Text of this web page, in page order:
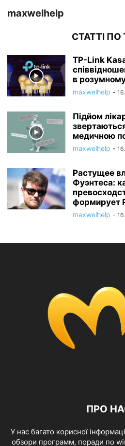
maxwelhelp
СТАТТІ ПО
TP-Link
в
maxwelhelp -
Підйом
медичною
maxwelhelp -
Растущее
Фуэнтеса:
формирует
maxwelhelp -
ПРО
У нас багато корисної
обзори программ, поради по